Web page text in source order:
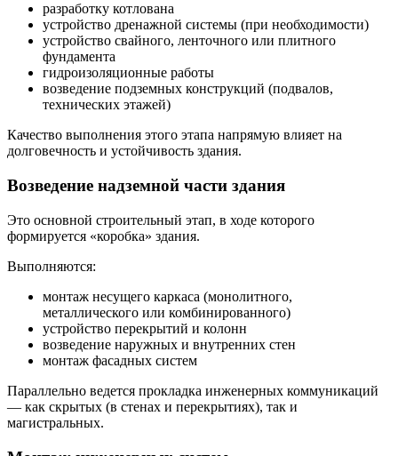
разработку котлована
устройство дренажной системы (при необходимости)
устройство свайного, ленточного или плитного
фундамента
гидроизоляционные работы
возведение подземных конструкций (подвалов,
технических этажей)
Качество выполнения этого этапа напрямую влияет на
долговечность и устойчивость здания.
Возведение надземной части здания
Это основной строительный этап, в ходе которого
формируется «коробка» здания.
Выполняются:
монтаж несущего каркаса (монолитного,
металлического или комбинированного)
устройство перекрытий и колонн
возведение наружных и внутренних стен
монтаж фасадных систем
Параллельно ведется прокладка инженерных коммуникаций
— как скрытых (в стенах и перекрытиях), так и
магистральных.